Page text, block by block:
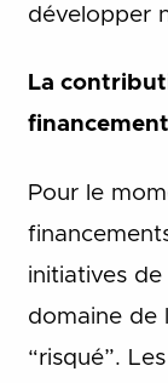
développer
La
financement
Pour le
initiatives
domaine de
“risqué”.